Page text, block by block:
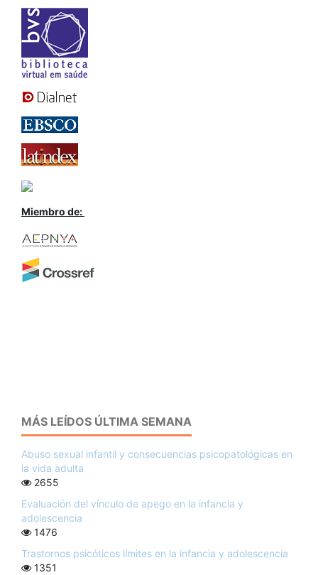
Miembro de:
MÁS LEÍDOS ÚLTIMA SEMANA
Abuso sexual infantil y consecuencias psicopatológicas en
la vida adulta
2655
Evaluación del vínculo de apego en la infancia y
adolescencia
1476
Trastornos psicóticos límites en la infancia y adolescencia
1351